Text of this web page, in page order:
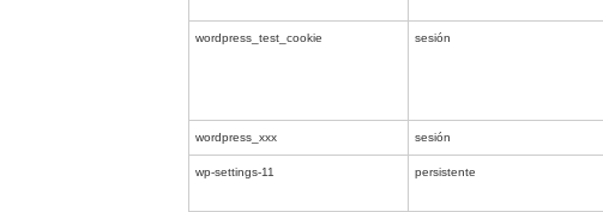
wordpress_test_cookie sesión
wordpress_xxx sesión
wp-settings-11 persistente